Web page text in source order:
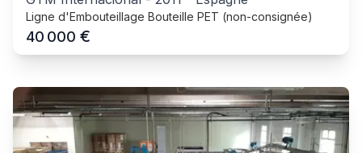
Ligne d'Embouteillage Bouteille PET (non-consignée)
40 000 €